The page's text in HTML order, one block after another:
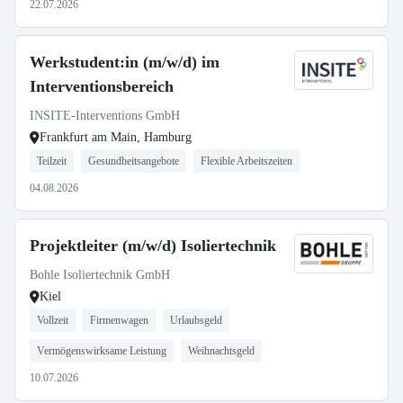
22.07.2026
Werkstudent:in (m/w/d) im
Interventionsbereich
INSITE-Interventions GmbH
Frankfurt am Main, Hamburg
Teilzeit Gesundheitsangebote Flexible Arbeitszeiten
04.08.2026
Projektleiter (m/w/d) Isoliertechnik
Bohle Isoliertechnik GmbH
Kiel
Vollzeit Firmenwagen Urlaubsgeld
Vermögenswirksame Leistung Weihnachtsgeld
10.07.2026